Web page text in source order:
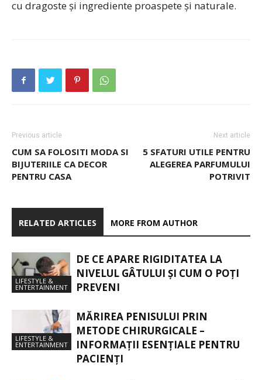
cu dragoste și ingrediente proaspete și naturale.
Previous article
CUM SA FOLOSITI MODA SI
BIJUTERIILE CA DECOR
PENTRU CASA
Next article
5 SFATURI UTILE PENTRU
ALEGEREA PARFUMULUI
POTRIVIT
RELATED ARTICLES MORE FROM AUTHOR
LIFESTYLE &
ENTERTAINMENT
DE CE APARE RIGIDITATEA LA
NIVELUL GÂTULUI ȘI CUM O POȚI
PREVENI
LIFESTYLE &
ENTERTAINMENT
MĂRIREA PENISULUI PRIN
METODE CHIRURGICALE –
INFORMAȚII ESENȚIALE PENTRU
PACIENȚI